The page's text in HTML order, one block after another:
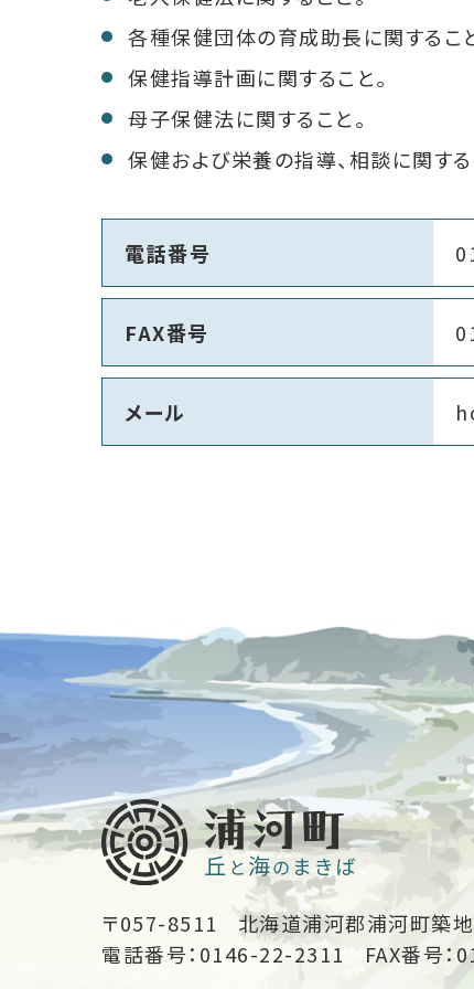
各種保健団体の育成助長に関するこ
保健指導計画に関すること。
母子保健法に関すること。
保健および栄養の指導、相談に関する
電話番号
FAX番号
メール
〒057-8511
北海道浦河郡浦河町築
電話番号：0146-22-2311
FAX番号